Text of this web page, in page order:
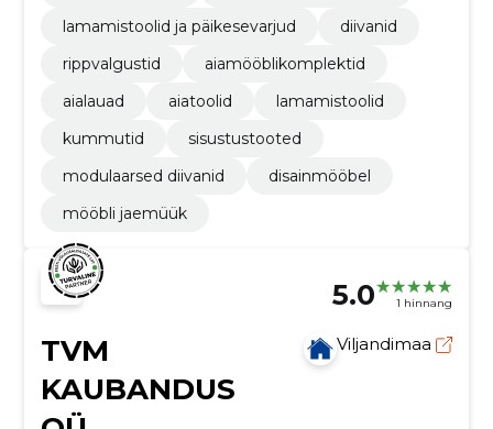
lamamistoolid ja päikesevarjud
diivanid
rippvalgustid
aiamööblikomplektid
aialauad
aiatoolid
lamamistoolid
kummutid
sisustustooted
modulaarsed diivanid
disainmööbel
mööbli jaemüük
5.0 1 hinnang
TVM
KAUBANDUS
Viljandimaa